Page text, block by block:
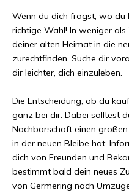
Wenn du dich fragst, wo du
richtige Wahl! In weniger als
deiner alten Heimat in die
zurechtfinden. Suche dir
dir leichter, dich einzuleben.
Die Entscheidung, ob du
ganz bei dir. Dabei solltest
Nachbarschaft einen
in der neuen Bleibe hat.
dich von Freunden und
bestimmt bald dein neues
von Germering nach